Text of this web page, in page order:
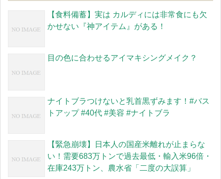
【食料備蓄】実は カルディには非常食にも欠
かせない『神アイテム』がある！
目の色に合わせるアイマキシングメイク？
ナイトブラつけないと乳首黒ずみます！#バス
トアップ #40代 #美容 #ナイトブラ
【緊急崩壊】日本人の国産米離れが止まらな
い！需要683万トンで過去最低・輸入米96倍・
在庫243万トン、農水省「二度の大誤算」